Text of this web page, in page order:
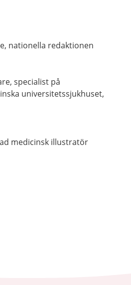
nationella redaktionen
specialist på
universitetssjukhuset,
medicinsk illustratör